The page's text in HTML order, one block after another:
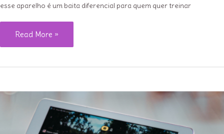
esse aparelho é um baita diferencial para quem quer treinar
Elíptico:
Descubra
Incrível
Equipamento
Read More »